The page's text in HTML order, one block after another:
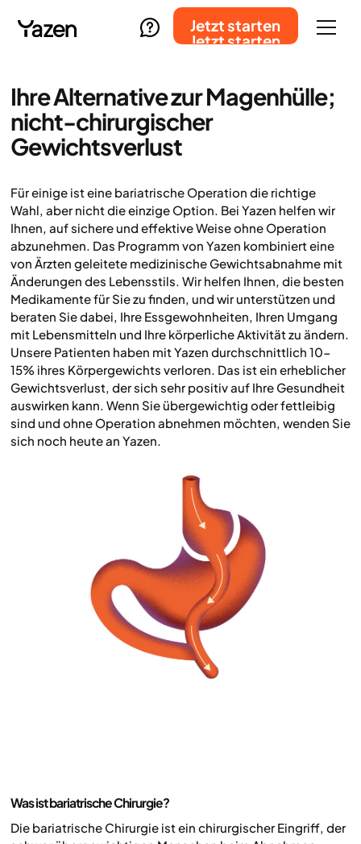
Jetzt starten
Jetzt starten
Ihre Alternative zur Magenhülle;
nicht-chirurgischer
Gewichtsverlust
Für einige ist eine bariatrische Operation die richtige
Wahl, aber nicht die einzige Option. Bei Yazen helfen wir
Ihnen, auf sichere und effektive Weise ohne Operation
abzunehmen. Das Programm von Yazen kombiniert eine
von Ärzten geleitete medizinische Gewichtsabnahme mit
Änderungen des Lebensstils. Wir helfen Ihnen, die besten
Medikamente für Sie zu finden, und wir unterstützen und
beraten Sie dabei, Ihre Essgewohnheiten, Ihren Umgang
mit Lebensmitteln und Ihre körperliche Aktivität zu ändern.
Unsere Patienten haben mit Yazen durchschnittlich 10-
15% ihres Körpergewichts verloren. Das ist ein erheblicher
Gewichtsverlust, der sich sehr positiv auf Ihre Gesundheit
auswirken kann. Wenn Sie übergewichtig oder fettleibig
sind und ohne Operation abnehmen möchten, wenden Sie
sich noch heute an Yazen.
Was ist bariatrische Chirurgie?
Die bariatrische Chirurgie ist ein chirurgischer Eingriff, der